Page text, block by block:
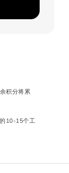
积分将累
10-15个工